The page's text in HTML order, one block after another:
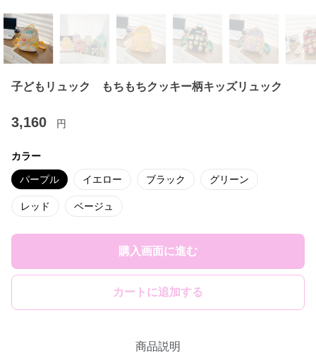
子どもリュック もちもちクッキー柄キッズリュック
3,160 円
カラー
パープル イエロー ブラック グリーン
レッド ベージュ
購入画面に進む
カートに追加する
商品説明